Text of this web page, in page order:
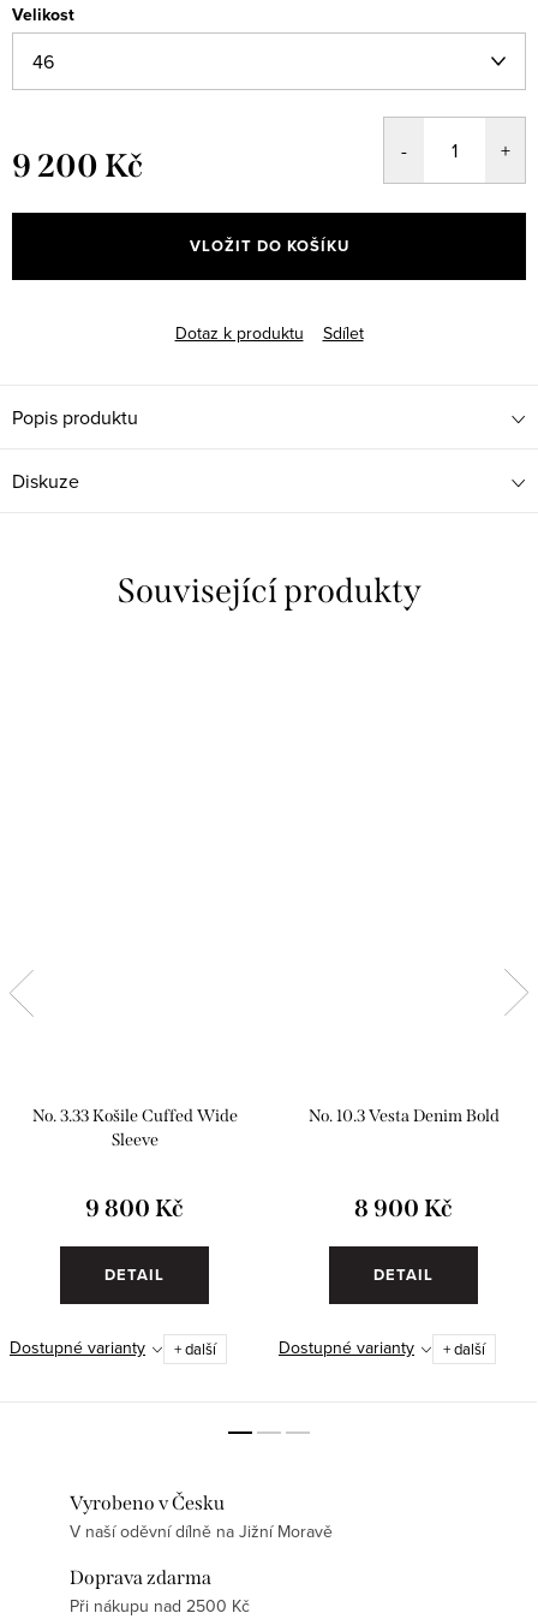
Velikost
9 200 Kč
cena:
VLOŽIT DO KOŠÍKU
Dotaz k produktu Sdílet
Popis produktu
Diskuze
Související produkty
No. 3.33 Košile Cuffed Wide
Sleeve
9 800 Kč
DETAIL
Dostupné varianty + další
No. 10.3 Vesta Denim Bold
8 900 Kč
DETAIL
Dostupné varianty + další
Vyrobeno v Česku
V naší oděvní dílně na Jižní Moravě
Doprava zdarma
Při nákupu nad 2500 Kč